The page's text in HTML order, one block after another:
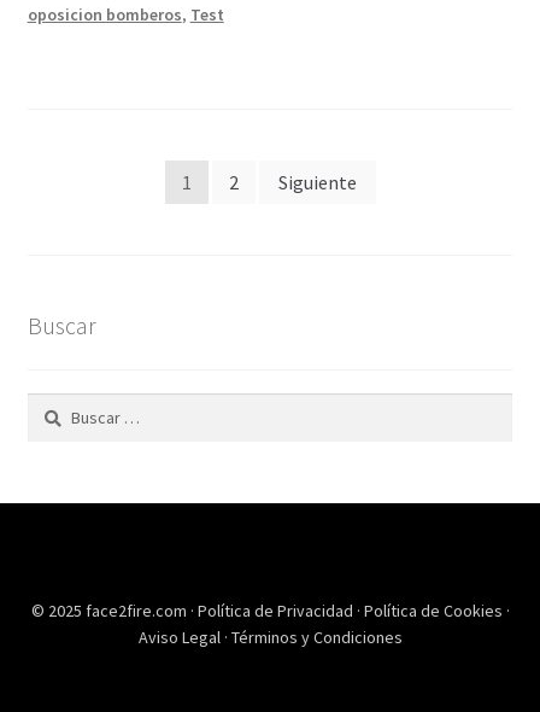
oposicion bomberos, Test
Paginación
1 2 Siguiente
Buscar
Buscar:
© 2025 face2fire.com · Política de Privacidad · Política de Cookies ·
Aviso Legal · Términos y Condiciones